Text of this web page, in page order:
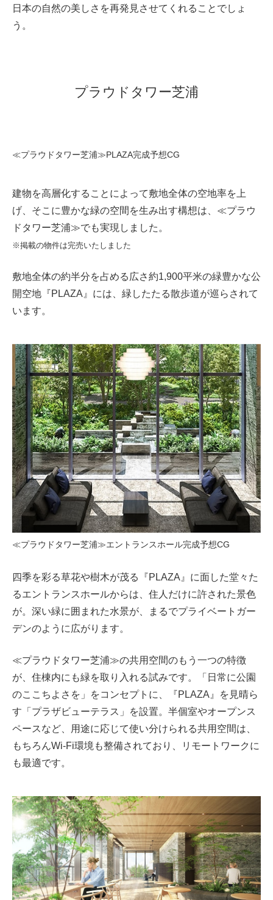
日本の自然の美しさを再発見させてくれることでしょ
う。
プラウドタワー芝浦
≪プラウドタワー芝浦≫PLAZA完成予想CG
建物を高層化することによって敷地全体の空地率を上
げ、そこに豊かな緑の空間を生み出す構想は、≪プラウ
ドタワー芝浦≫でも実現しました。
※掲載の物件は完売いたしました
敷地全体の約半分を占める広さ約1,900平米の緑豊かな公
開空地『PLAZA』には、緑したたる散歩道が巡らされて
います。
≪プラウドタワー芝浦≫エントランスホール完成予想CG
四季を彩る草花や樹木が茂る『PLAZA』に面した堂々た
るエントランスホールからは、住人だけに許された景色
が。深い緑に囲まれた水景が、まるでプライベートガー
デンのように広がります。
≪プラウドタワー芝浦≫の共用空間のもう一つの特徴
が、住棟内にも緑を取り入れる試みです。「日常に公園
のここちよさを」をコンセプトに、『PLAZA』を見晴ら
す「プラザビューテラス」を設置。半個室やオープンス
ペースなど、用途に応じて使い分けられる共用空間は、
もちろんWi-Fi環境も整備されており、リモートワークに
も最適です。